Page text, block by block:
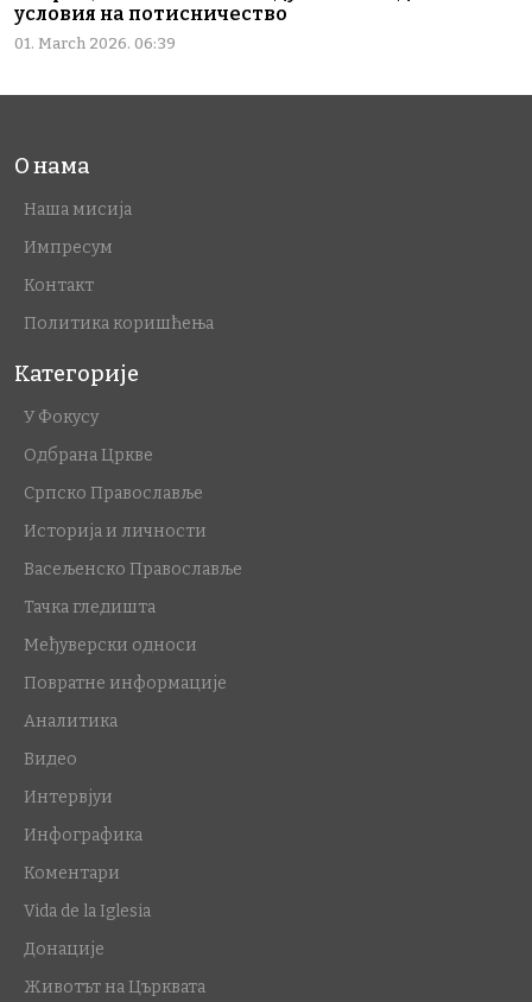
условия на потисничество
01. March 2026. 06:39
О нама
Наша мисија
Импресум
Контакт
Политика коришћења
Категорије
У Фокусу
Одбрана Цркве
Српско Православље
Историја и личности
Васељенско Православље
Тачка гледишта
Међуверски односи
Повратне информације
Аналитика
Видео
Интервјуи
Инфографика
Коментари
Vida de la Iglesia
Донације
Животът на Църквата